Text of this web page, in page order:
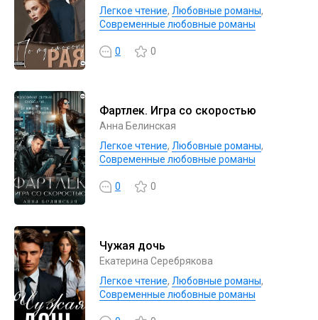
Легкое чтение, Любовные романы,
Современные любовные романы
0 0
Фартлек. Игра со скоростью
Анна Белинская
Легкое чтение, Любовные романы,
Современные любовные романы
0 0
Чужая дочь
Екатерина Серебрякова
Легкое чтение, Любовные романы,
Современные любовные романы